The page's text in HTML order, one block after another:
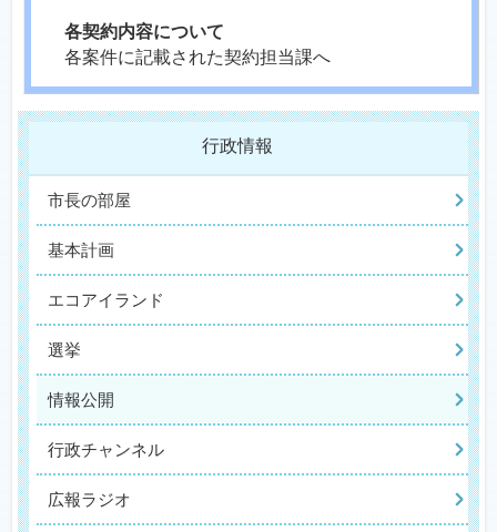
各契約内容について
各案件に記載された契約担当課へ
行政情報
市長の部屋
基本計画
エコアイランド
選挙
情報公開
行政チャンネル
広報ラジオ